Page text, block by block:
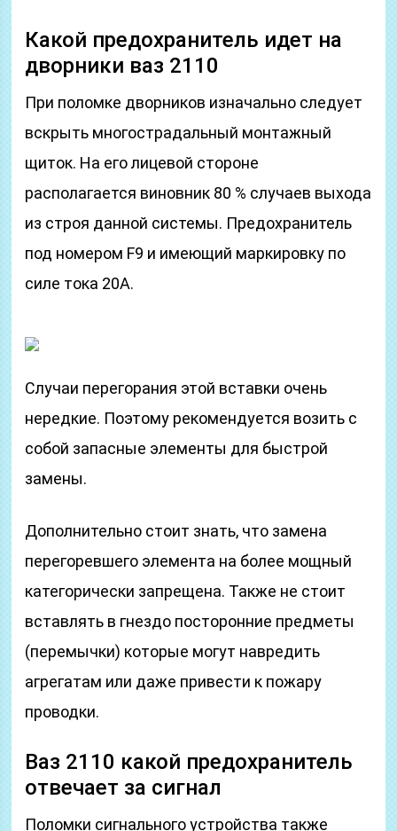
Какой предохранитель идет на
дворники ваз 2110
При поломке дворников изначально следует
вскрыть многострадальный монтажный
щиток. На его лицевой стороне
располагается виновник 80 % случаев выхода
из строя данной системы. Предохранитель
под номером F9 и имеющий маркировку по
силе тока 20А.
Случаи перегорания этой вставки очень
нередкие. Поэтому рекомендуется возить с
собой запасные элементы для быстрой
замены.
Дополнительно стоит знать, что замена
перегоревшего элемента на более мощный
категорически запрещена. Также не стоит
вставлять в гнездо посторонние предметы
(перемычки) которые могут навредить
агрегатам или даже привести к пожару
проводки.
Ваз 2110 какой предохранитель
отвечает за сигнал
Поломки сигнального устройства также